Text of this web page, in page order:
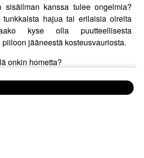
sisäilman kanssa tulee ongelmia?
hajua tai erilaisia oireita
kyse olla puutteellisesta
jääneestä kosteusvauriosta.
onkin hometta?
miten ongelmat syntyvät, ja
Taloyhtiökuplan Jonna Långin